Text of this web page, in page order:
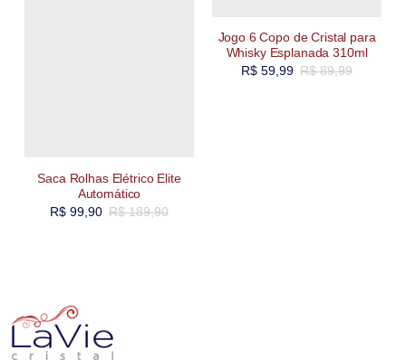
Saca Rolhas Elétrico Elite
Automático
R$189,90
R$99,90
Jogo 6 Copo de Cristal para
Whisky Esplanada 310ml
R$89,99
R$59,99